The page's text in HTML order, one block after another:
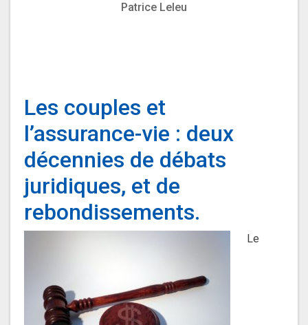
Patrice Leleu
Les couples et
l’assurance-vie : deux
décennies de débats
juridiques, et de
rebondissements.
Le